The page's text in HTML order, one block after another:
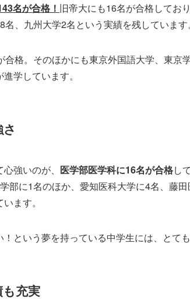
名が合格！ 旧帝大にも16名が合格してお
、九州大学2名という実績を残しています。
合格。そのほかにも東京外国語大学、東京
学しています。
強いのが、 医学部医学科に16名が合格し
部に1名のほか、愛知医科大学に4名、藤
ます。
という夢を持っている中学生には、とて
充実